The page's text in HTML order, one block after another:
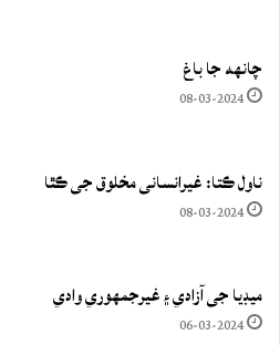
چانهه جا باغ
08-03-2024
ناول ڪتا: غيرانساني مخلوق جي ڪٿا
08-03-2024
ميڊيا جي آزادي ۽ غيرجمھوري وادي
06-03-2024